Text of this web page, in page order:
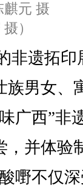
元 摄
）
非遗拓
男女、
广西”非
并体验
嘢不仅